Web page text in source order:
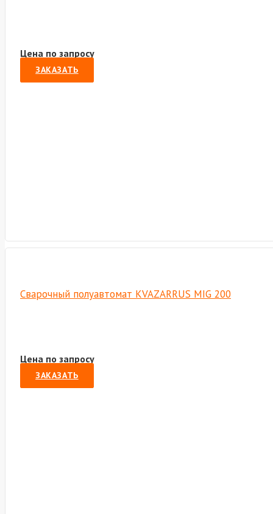
Цена по запросу
ЗАКАЗАТЬ
Сварочный полуавтомат KVAZARRUS MIG 200
Цена по запросу
ЗАКАЗАТЬ